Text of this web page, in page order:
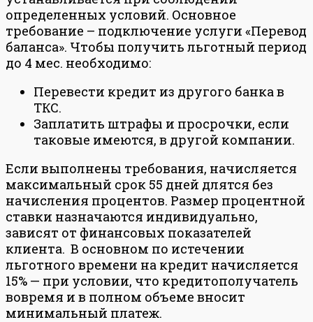
определенных условий. Основное
требование – подключение услуги «Перевод
баланса». Чтобы получить льготный период
до 4 мес. необходимо:
Перевести кредит из другого банка в
ТКС.
Заплатить штрафы и просрочки, если
таковые имеются, в другой компании.
Если выполнены требования, начисляется
максимальный срок 55 дней длятся без
начисления процентов. Размер процентной
ставки назначаются индивидуально,
зависят от финансовых показателей
клиента. В основном по истечении
льготного времени на кредит начисляется
15% — при условии, что кредитополучатель
вовремя и в полном объеме вносит
минимальный платеж.